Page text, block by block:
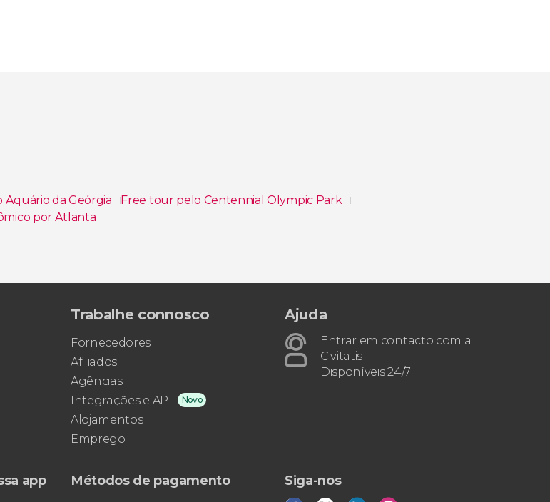
Aquário da Geórgia
Free tour pelo Centennial Olympic Park
por Atlanta
Trabalhe connosco
Fornecedores
Afiliados
Agências
Integrações e API
Novo
Alojamentos
Emprego
Ajuda
Entrar em contacto com a
Civitatis
Disponíveis 24/7
app Métodos de pagamento Siga-nos